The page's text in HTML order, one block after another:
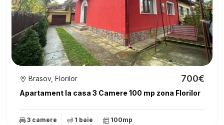
Apartament la casa 3 Camere 100 mp zona Florilor
Brasov, Florilor 700€
3 camere 1 baie 100mp